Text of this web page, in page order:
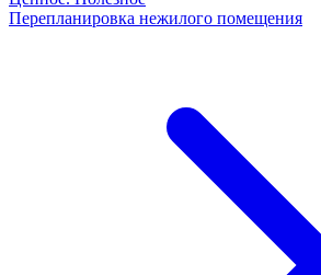
Перепланировка нежилого помещения